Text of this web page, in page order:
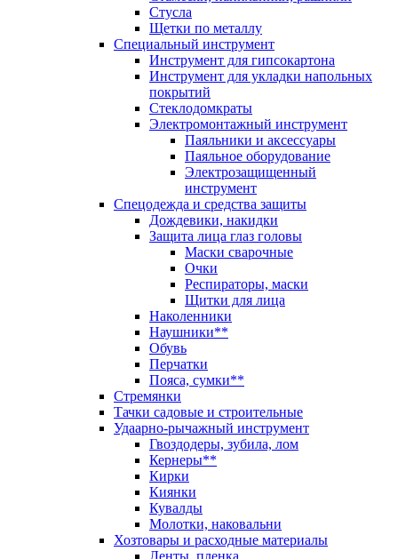
Стусла
Щетки по металлу
Специальный инструмент
Инструмент для гипсокартона
Инструмент для укладки напольных
покрытий
Стеклодомкраты
Электромонтажный инструмент
Паяльники и аксессуары
Паяльное оборудование
Электрозащищенный
инструмент
Спецодежда и средства защиты
Дождевики, накидки
Защита лица глаз головы
Маски сварочные
Очки
Респираторы, маски
Щитки для лица
Наколенники
Наушники**
Обувь
Перчатки
Пояса, сумки**
Стремянки
Тачки садовые и строительные
Удаарно-рычажный инструмент
Гвоздодеры, зубила, лом
Кернеры**
Кирки
Киянки
Кувалды
Молотки, наковальни
Хозтовары и расходные материалы
Ленты, пленка